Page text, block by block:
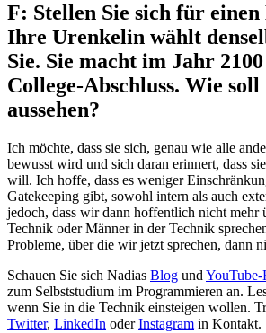
F: Stellen Sie sich für
Ihre Urenkelin wählt
Sie. Sie macht im Jahr
College-Abschluss. Wie
aussehen?
Ich möchte, dass sie sich, genau wie alle
bewusst wird und sich daran erinnert, dass
will. Ich hoffe, dass es weniger
Gatekeeping gibt, sowohl intern als auch
jedoch, dass wir dann hoffentlich nicht mehr
Technik oder Männer in der Technik
Probleme, über die wir jetzt sprechen, dann
Schauen Sie sich Nadias Blog und YouTube-
zum Selbststudium im Programmieren an.
wenn Sie in die Technik einsteigen wollen.
Twitter, LinkedIn oderInstagram in Kontakt.